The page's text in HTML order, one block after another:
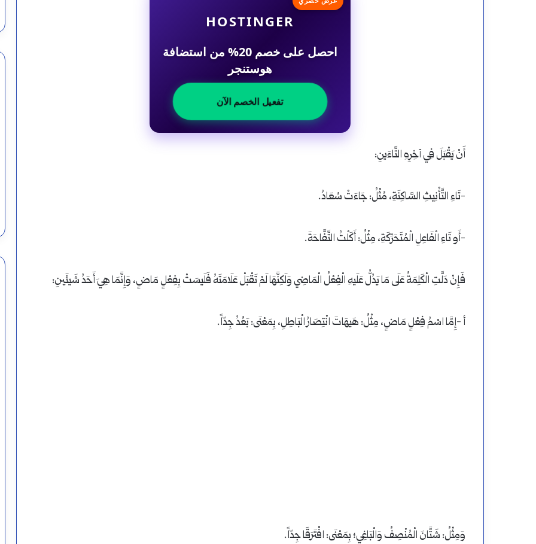
HOSTINGER
احصل على خصم 20% من استضافة
هوستنجر
تفعيل الخصم الآن
أَنْ يَقْبَلَ فِي آخِرِهِ التَّاءَينِ:
-تَاءِ التَّأْنِيثِ السَّاكِنَةِ، مُثْلُ: جَاءَتْ سُعَادُ.
-أَو تَاءِ الْفَاعِلِ الْمُتَحَرِّكَةِ، مِثْلُ: أَكَلْتُ التَّفَّاحَةَ.
فَإِنْ دَلَّتِ الْكَلِمَةُ عَلَى مَا يَدُلُّ عَلَيهِ الْفِعْلُ الْمَاضِي وَلَكِنَّهَا لَمْ تَقْبَلْ عَلَامَتَهُ فَلَيسَتْ بِفِعْلٍ مَاضٍ، وَإِنَّمَا هِيَ أَحَدُ شَيئَينِ:
أ -إِمَّا اسْمُ فِعْلٍ مَاضٍ، مِثْلُ: هَيهَاتَ انْتِصَارُ الْبَاطِلِ، بِمَعْنَى: بَعُدُ جِدّاً.
وَمِثْلُ: شَتَّانَ الْمُنْصِفُ وَالْبَاغِي؛ بِمَعْنَى: افْتَرَقَا جِدّاً.